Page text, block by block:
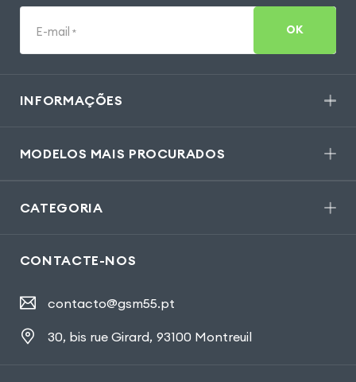
E-mail * OK
INFORMAÇÕES
MODELOS MAIS PROCURADOS
CATEGORIA
CONTACTE-NOS
contacto@gsm55.pt
30, bis rue Girard, 93100 Montreuil